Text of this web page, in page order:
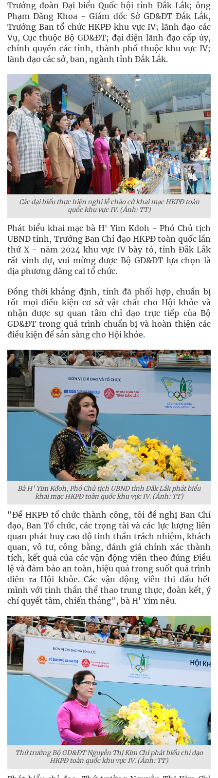
Trưởng đoàn Đại biểu Quốc hội tỉnh Đắk Lắk; ông
Phạm Đăng Khoa - Giám đốc Sở GD&ĐT Đắk Lắk,
Trưởng Ban tổ chức HKPĐ khu vực IV; lãnh đạo các
Vụ, Cục thuộc Bộ GD&ĐT; đại diện lãnh đạo cấp ủy,
chính quyền các tỉnh, thành phố thuộc khu vực IV;
lãnh đạo các sở, ban, ngành tỉnh Đắk Lắk.
Các đại biểu thực hiện nghi lễ chào cờ khai mạc HKPĐ toàn
quốc khu vực IV. (Ảnh: TT)
Phát biểu khai mạc bà H' Yim Kđoh - Phó Chủ tịch
UBND tỉnh, Trưởng Ban Chỉ đạo HKPĐ toàn quốc lần
thứ X - năm 2024 khu vực IV bày tỏ, tỉnh Đắk Lắk
rất vinh dự, vui mừng được Bộ GD&ĐT lựa chọn là
địa phương đăng cai tổ chức.
Đồng thời khẳng định, tỉnh đã phối hợp, chuẩn bị
tốt mọi điều kiện cơ sở vật chất cho Hội khỏe và
nhận được sự quan tâm chỉ đạo trực tiếp của Bộ
GD&ĐT trong quá trình chuẩn bị và hoàn thiện các
điều kiện để sẵn sàng cho Hội khỏe.
Bà H' Yim Kđoh, Phó Chủ tịch UBND tỉnh Đắk Lắk phát biểu
khai mạc HKPĐ toàn quốc khu vực IV. (Ảnh: TT)
"Để HKPĐ tổ chức thành công, tôi đề nghị Ban Chỉ
đạo, Ban Tổ chức, các trọng tài và các lực lượng liên
quan phát huy cao độ tinh thần trách nhiệm, khách
quan, vô tư, công bằng, đánh giá chính xác thành
tích, kết quả của các vận động viên theo đúng Điều
lệ và đảm bảo an toàn, hiệu quả trong suốt quá trình
diễn ra Hội khỏe. Các vận động viên thi đấu hết
mình với tinh thần thể thao trung thực, đoàn kết, ý
chí quyết tâm, chiến thắng", bà H' Yim nêu.
Thứ trưởng Bộ GD&ĐT Nguyễn Thị Kim Chi phát biểu chỉ đạo
HKPĐ toàn quốc khu vực IV. (Ảnh: TT)